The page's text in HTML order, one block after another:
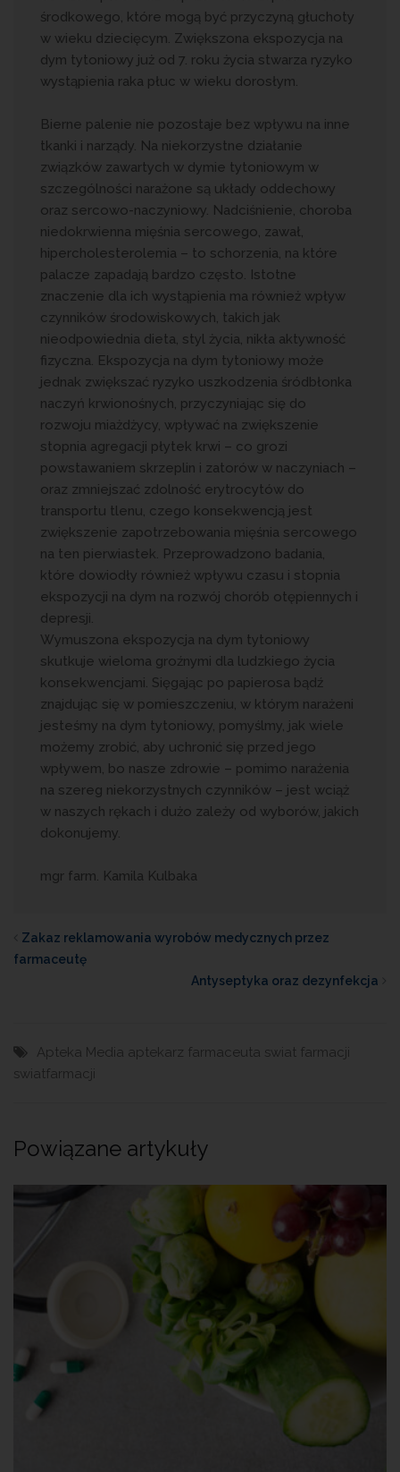
środkowego, które mogą być przyczyną głuchoty
w wieku dziecięcym. Zwiększona ekspozycja na
dym tytoniowy już od 7. roku życia stwarza ryzyko
wystąpienia raka płuc w wieku dorosłym.
Bierne palenie nie pozostaje bez wpływu na inne
tkanki i narządy. Na niekorzystne działanie
związków zawartych w dymie tytoniowym w
szczególności narażone są układy oddechowy
oraz sercowo-naczyniowy. Nadciśnienie, choroba
niedokrwienna mięśnia sercowego, zawał,
hipercholesterolemia – to schorzenia, na które
palacze zapadają bardzo często. Istotne
znaczenie dla ich wystąpienia ma również wpływ
czynników środowiskowych, takich jak
nieodpowiednia dieta, styl życia, nikła aktywność
fizyczna. Ekspozycja na dym tytoniowy może
jednak zwiększać ryzyko uszkodzenia śródbłonka
naczyń krwionośnych, przyczyniając się do
rozwoju miażdżycy, wpływać na zwiększenie
stopnia agregacji płytek krwi – co grozi
powstawaniem skrzeplin i zatorów w naczyniach –
oraz zmniejszać zdolność erytrocytów do
transportu tlenu, czego konsekwencją jest
zwiększenie zapotrzebowania mięśnia sercowego
na ten pierwiastek. Przeprowadzono badania,
które dowiodły również wpływu czasu i stopnia
ekspozycji na dym na rozwój chorób otępiennych i
depresji.
Wymuszona ekspozycja na dym tytoniowy
skutkuje wieloma groźnymi dla ludzkiego życia
konsekwencjami. Sięgając po papierosa bądź
znajdując się w pomieszczeniu, w którym narażeni
jesteśmy na dym tytoniowy, pomyślmy, jak wiele
możemy zrobić, aby uchronić się przed jego
wpływem, bo nasze zdrowie – pomimo narażenia
na szereg niekorzystnych czynników – jest wciąż
w naszych rękach i dużo zależy od wyborów, jakich
dokonujemy.
mgr farm. Kamila Kulbaka
Zakaz reklamowania wyrobów medycznych przez
farmaceutę
Antyseptyka oraz dezynfekcja
Apteka Media aptekarz farmaceuta swiat farmacji
swiatfarmacji
Powiązane artykuły